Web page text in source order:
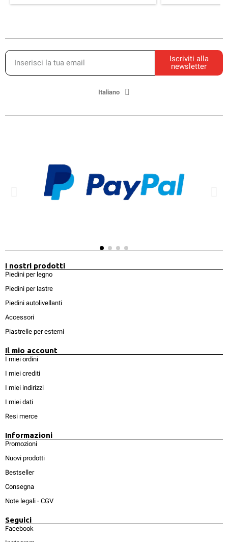
Iscriviti alla
newsletter
Italiano
I nostri prodotti
Piedini per legno
Piedini per lastre
Piedini autolivellanti
Accessori
Piastrelle per esterni
Il mio account
I miei ordini
I miei crediti
I miei indirizzi
I miei dati
Resi merce
Informazioni
Promozioni
Nuovi prodotti
Bestseller
Consegna
Note legali - CGV
Seguici
Facebook